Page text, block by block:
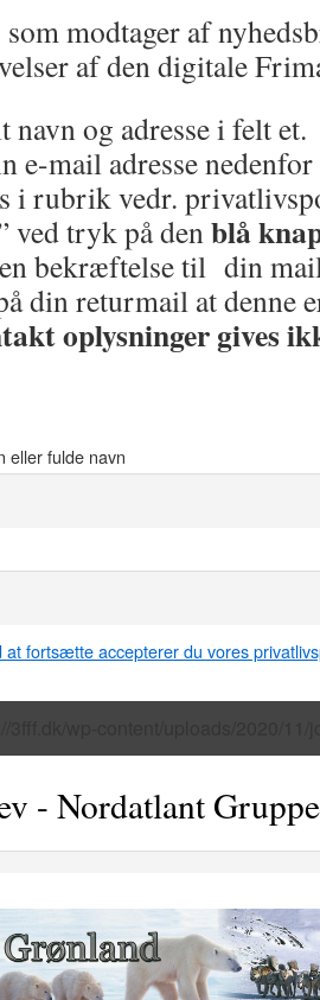
modtager af
af den digitale
navn og adresse i felt et.
e-mail adresse
i rubrik vedr.
ved tryk på denblå
bekræftelse til din
din returmail at denne
oplysninger gives
eller fulde navn
at fortsætte accepterer du vores
- Nordatlant